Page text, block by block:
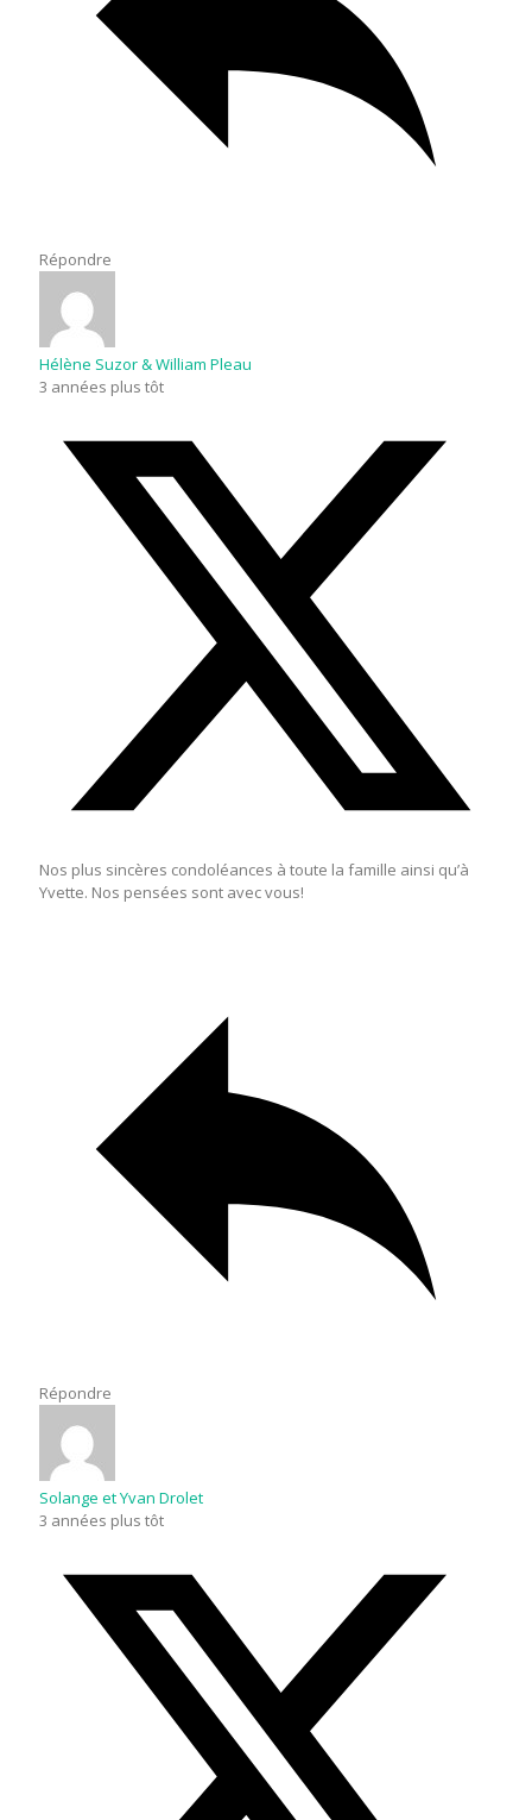
Répondre
Hélène Suzor & William Pleau
3 années plus tôt
Nos plus sincères condoléances à toute la famille ainsi qu’à
Yvette. Nos pensées sont avec vous!
Répondre
Solange et Yvan Drolet
3 années plus tôt